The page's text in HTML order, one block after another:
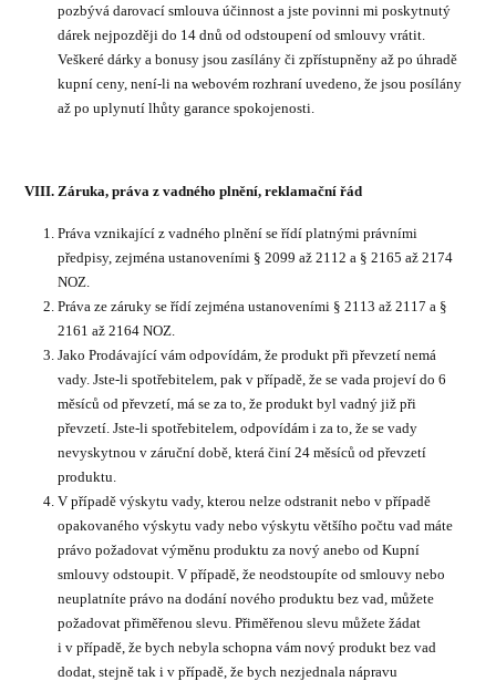
pozbývá darovací smlouva účinnost a jste povinni mi poskytnutý
dárek nejpozději do 14 dnů od odstoupení od smlouvy vrátit.
Veškeré dárky a bonusy jsou zasílány či zpřístupněny až po úhradě
kupní ceny, není-li na webovém rozhraní uvedeno, že jsou posílány
až po uplynutí lhůty garance spokojenosti.
VIII. Záruka, práva z vadného plnění, reklamační řád
Práva vznikající z vadného plnění se řídí platnými právními
předpisy, zejména ustanoveními § 2099 až 2112 a § 2165 až 2174
NOZ.
Práva ze záruky se řídí zejména ustanoveními § 2113 až 2117 a §
2161 až 2164 NOZ.
Jako Prodávající vám odpovídám, že produkt při převzetí nemá
vady. Jste-li spotřebitelem, pak v případě, že se vada projeví do 6
měsíců od převzetí, má se za to, že produkt byl vadný již při
převzetí. Jste-li spotřebitelem, odpovídám i za to, že se vady
nevyskytnou v záruční době, která činí 24 měsíců od převzetí
produktu.
V případě výskytu vady, kterou nelze odstranit nebo v případě
opakovaného výskytu vady nebo výskytu většího počtu vad máte
právo požadovat výměnu produktu za nový anebo od Kupní
smlouvy odstoupit. V případě, že neodstoupíte od smlouvy nebo
neuplatníte právo na dodání nového produktu bez vad, můžete
požadovat přiměřenou slevu. Přiměřenou slevu můžete žádat
i v případě, že bych nebyla schopna vám nový produkt bez vad
dodat, stejně tak i v případě, že bych nezjednala nápravu